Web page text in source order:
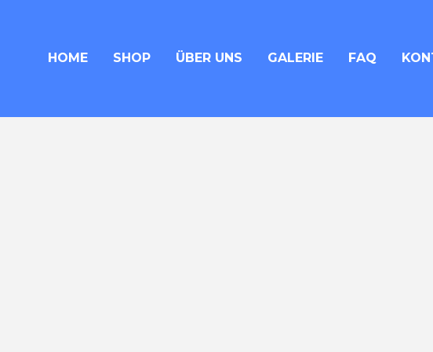
HOME SHOP ÜBER UNS GALERIE FAQ